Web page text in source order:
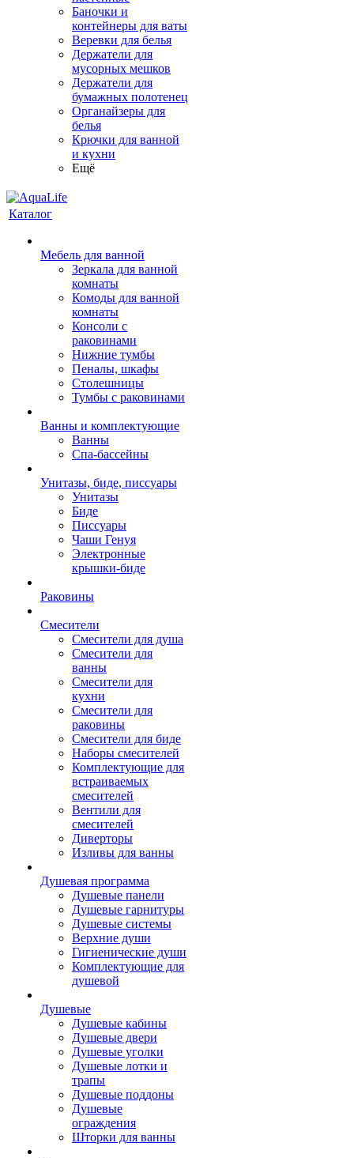
Баночки и
контейнеры для ваты
Веревки для белья
Держатели для
мусорных мешков
Держатели для
бумажных полотенец
Органайзеры для
белья
Крючки для ванной
и кухни
Ещё
Каталог
Мебель для ванной
Зеркала для ванной
комнаты
Комоды для ванной
комнаты
Консоли с
раковинами
Нижние тумбы
Пеналы, шкафы
Столешницы
Тумбы с раковинами
Ванны и комплектующие
Ванны
Спа-бассейны
Унитазы, биде, писсуары
Унитазы
Биде
Писсуары
Чаши Генуя
Электронные
крышки-биде
Раковины
Смесители
Смесители для душа
Смесители для
ванны
Смесители для
кухни
Смесители для
раковины
Смесители для биде
Наборы смесителей
Комплектующие для
встраиваемых
смесителей
Вентили для
смесителей
Диверторы
Изливы для ванны
Душевая программа
Душевые панели
Душевые гарнитуры
Душевые системы
Верхние души
Гигиенические души
Комплектующие для
душевой
Душевые
Душевые кабины
Душевые двери
Душевые уголки
Душевые лотки и
трапы
Душевые поддоны
Душевые
ограждения
Шторки для ванны